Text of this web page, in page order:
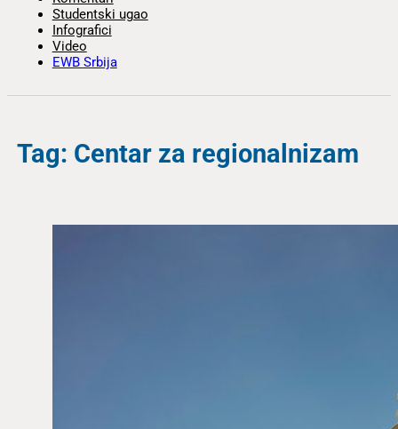
Studentski ugao
Infografici
Video
EWB Srbija
Tag: Centar za regionalnizam